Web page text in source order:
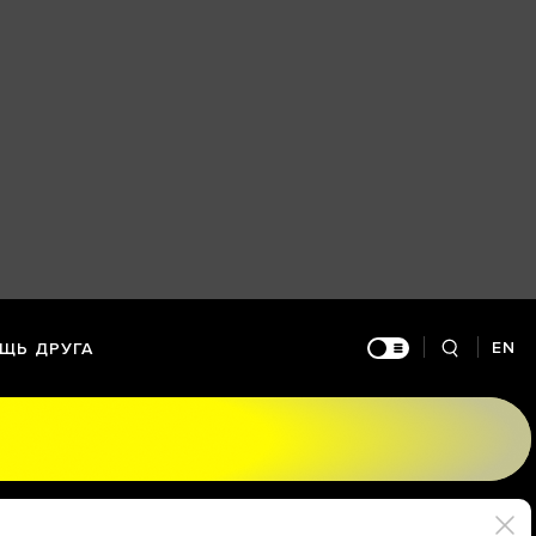
ДРУГА EN